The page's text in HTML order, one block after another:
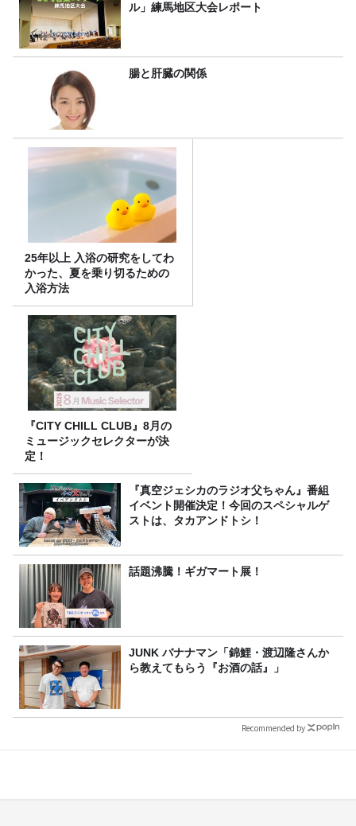
ル」練馬地区大会レポート
腸と肝臓の関係
25年以上 入浴の研究をしてわ
かった、夏を乗り切るための
入浴方法
『CITY CHILL CLUB』8月の
ミュージックセレクターが決
定！
『真空ジェシカのラジオ父ちゃん』番組
イベント開催決定！今回のスペシャルゲ
ストは、タカアンドトシ！
話題沸騰！ギガマート展！
JUNK バナナマン「錦鯉・渡辺隆さんか
ら教えてもらう『お酒の話』」
Recommended by